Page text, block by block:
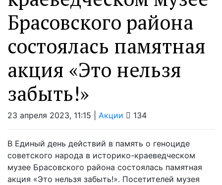
Брасовского района
состоялась памятная
акция «Это нельзя
забыть!»
23 апреля 2023, 11:15 | Акции 134
В Единый день действий в память о геноциде
советского народа в историко-краеведческом
музее Брасовского района состоялась памятная
акция «Это нельзя забыть!». Посетителей музея